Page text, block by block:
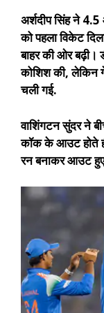
अर्शदीप सिंह ने
को पहला विकेट
बाहर की ओर
कोशिश की, लेकिन
चली गई.
वाशिंगटन सुंदर ने
कॉक के आउट होते
रन बनाकर आउट